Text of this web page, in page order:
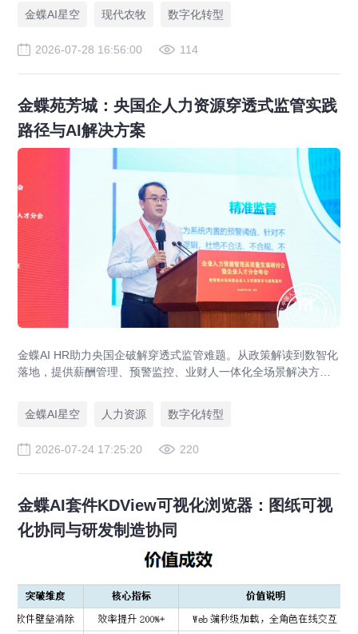
金蝶AI星空
现代农牧 数字化转型
2026-07-28 16:56:00 114
金蝶苑芳城：央国企人力资源穿透式监管实践
路径与AI解决方案
金蝶AI HR助力央国企破解穿透式监管难题。从政策解读到数智化
落地，提供薪酬管理、预警监控、业财人一体化全场景解决方
金蝶AI星空
人力资源 数字化转型
2026-07-24 17:25:20 220
金蝶AI套件KDView可视化浏览器：图纸可视
化协同与研发制造协同